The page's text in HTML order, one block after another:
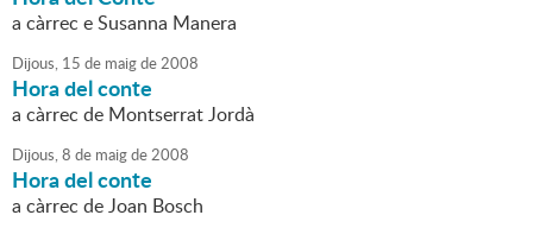
a càrrec e Susanna Manera
Dijous, 15 de maigde2008
Hora del conte
a càrrec de Montserrat Jordà
Dijous,8 de maigde2008
Hora del conte
a càrrec de Joan Bosch